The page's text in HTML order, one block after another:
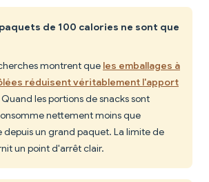
paquets de 100 calories ne sont que
montrent que les emballages à
réduisent véritablement l'apport
Quand les portions de snacks sont
nettement moins que
depuis un grand paquet. La limite de
un point d'arrêt clair.